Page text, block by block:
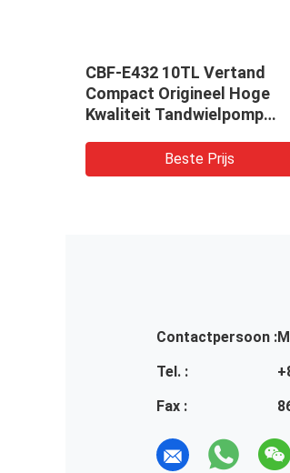
CBF-E432 10TL Vertand
Compact Origineel Hoge
Kwaliteit Tandwielpomp
en VoertuigenBeste Prijs
Contactpersoon :
Tel. :
Fax :